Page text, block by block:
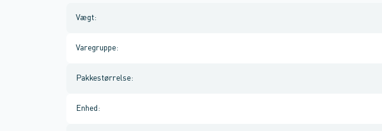
Vægt:
Varegruppe:
Pakkestørrelse:
Enhed :